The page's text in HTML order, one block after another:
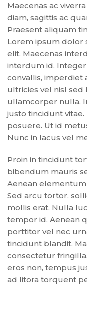
Maecenas ac
diam, sagittis ac
Praesent aliquam
Lorem ipsum dolor
elit. Maecenas
interdum id.
convallis, imperdiet
ultricies vel nisl sed
ullamcorper nulla.
justo tincidunt
posuere. Ut id
Nunc in lacus vel
Proin in tincidunt
bibendum mauris
Aenean
Sed arcu tortor,
mollis erat. Nulla
tempor id. Aenean
porttitor vel nec
tincidunt blandit.
consectetur
eros non, tempus
ad litora torquent